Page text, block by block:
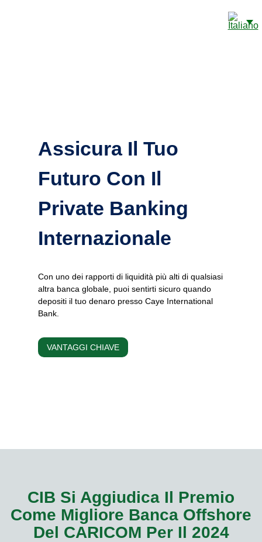
Assicura Il Tuo
Futuro Con Il
Private Banking
Internazionale
Con uno dei rapporti di liquidità più alti di qualsiasi
altra banca globale, puoi sentirti sicuro quando
depositi il tuo denaro presso Caye International
Bank.
VANTAGGI CHIAVE
CIB Si Aggiudica Il Premio
Come Migliore Banca Offshore
Del CARICOM Per Il 2024